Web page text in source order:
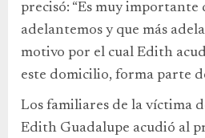
precisó: “Es muy importante
adelantemos y que más
motivo por el cual Edith
este domicilio, forma parte
Los familiares de la víctima
Edith Guadalupe acudió al